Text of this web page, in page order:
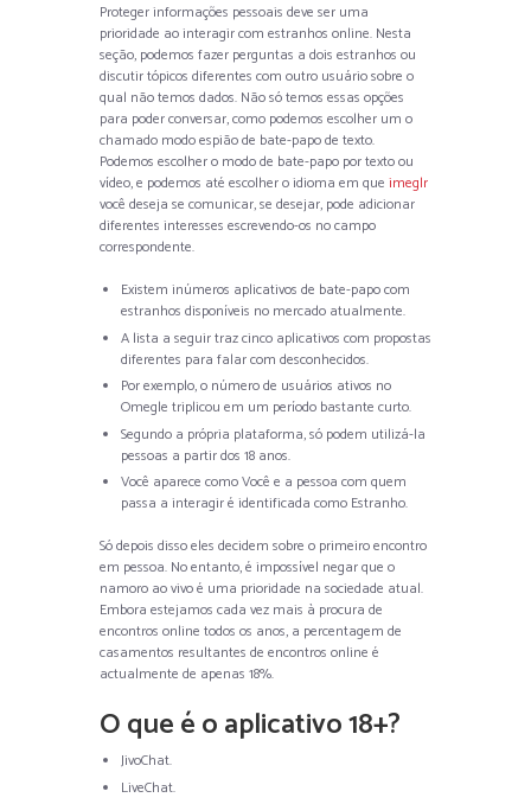
Proteger informações pessoais deve ser uma
prioridade ao interagir com estranhos online. Nesta
seção, podemos fazer perguntas a dois estranhos ou
discutir tópicos diferentes com outro usuário sobre o
qual não temos dados. Não só temos essas opções
para poder conversar, como podemos escolher um o
chamado modo espião de bate-papo de texto.
Podemos escolher o modo de bate-papo por texto ou
vídeo, e podemos até escolher o idioma em que imeglr
você deseja se comunicar, se desejar, pode adicionar
diferentes interesses escrevendo-os no campo
correspondente.
Existem inúmeros aplicativos de bate-papo com
estranhos disponíveis no mercado atualmente.
A lista a seguir traz cinco aplicativos com propostas
diferentes para falar com desconhecidos.
Por exemplo, o número de usuários ativos no
Omegle triplicou em um período bastante curto.
Segundo a própria plataforma, só podem utilizá-la
pessoas a partir dos 18 anos.
Você aparece como Você e a pessoa com quem
passa a interagir é identificada como Estranho.
Só depois disso eles decidem sobre o primeiro encontro
em pessoa. No entanto, é impossível negar que o
namoro ao vivo é uma prioridade na sociedade atual.
Embora estejamos cada vez mais à procura de
encontros online todos os anos, a percentagem de
casamentos resultantes de encontros online é
actualmente de apenas 18%.
O que é o aplicativo 18+?
JivoChat.
LiveChat.